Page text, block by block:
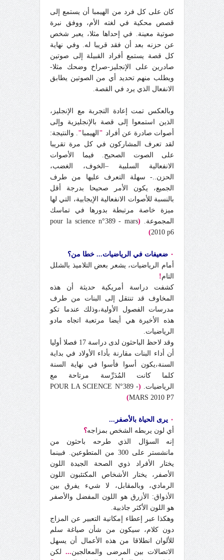
كان على كل فرد من الهيمبا أن يستمع إلى
قصص محكية في لغته الأم، ووفق نبرة
صوتية معينة. في إحداها مثلا، يعبر شخص
عن حزنه بعد أن فقد قريبا له. وفي نهاية
كل قصة يستمع أفراد القبيلة إلى صوتين
صادرين على الإنجليز-صراخ وضحك مثلا-
ويطلب منهم تحديد أي من الصوتين يطابق
الانفعال الذي يرد في القصة.
وبالعكس تمت إعادة التجربة مع الإنجليز،
الذين استمعوا إلى قصة بالإنجليزية وإلى
أصوات صادرة عن أفراد " الهيمبا". والنتيجة:
لقد تعرف المشاركون في كل مرة تقريبا
على الصوت الصحيح. فيما الأصوات
الانفعالية السلبية –الخوف، الغضب،
الحزن..- سهلة التعرف عليها من طرف
الجميع، يكون الأمر صحيحا بدرجة أقل
بالنسبة للأصوات الانفعالية الإيجابية، التي لها
ميزة خاصة مرتبطة بدورها في تماسك
المجموعة. (
pour la science n°389 - mars
2010 p6
)
٠ ضعيفات في الرياضيات... خطا من؟
أمام الرياضيات، يشعر بعض التلاميذ بالشلل
التام!
كشفت دراسة أمريكية حديثة أن هذه
المخاوف قد تنتقل إلى البنات من طرف
مدرسات الفصول الأولية،وذلك عندما تكو
هذه الأخيرة هي أيضا مرتعبة اتجاه مادو
الرياضيات.
وقد لاحظ الباحثون لدى دراسة 17 فصلا أوليا
أن أداء البنات مقارنة بأداء الأولاد في بداية
السنة،يكون أسوا فأسوا في نهاية السنة
كلما كانت المُدَرِّسة مرتاحة مع
الرياضيات. (
POUR LA SCIENCE N°389 -
MARS 2010 P7
)
٠ يرى الحياة بالأصفر...
أي لون يربطه الشخص بمزاجه؟
إنه السؤال الذي طرحه باحثون من
مانشستر على 300 من المتطوعين. فبينما
يختار الأفراد ذوي الصحة الجيدة اللون
الأصفر، يختار الأشخاص المكتئبون اللون
الرمادي، وبالمقابل، لا شيء يفرق بين
الأذواق: الأزرق هو اللون المفضل والأصفر
هو اللون الأكثر جاذبية.
وهكذا عبر إعطاء إمكانية التعبير عن المزاج
دون كلام، سيكون من شأن صياغة سلم
للألوان انطلاقا من هذه الأعمال أن يسهل
الاتصالات بين المرضى والمعالجين... لكن